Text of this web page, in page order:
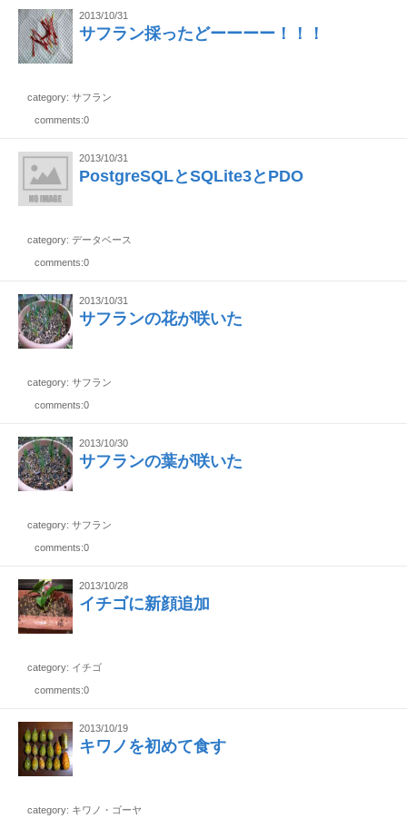
2013/10/31
サフラン採ったどーーーー！！！
category: サフラン
comments:0
2013/10/31
PostgreSQLとSQLite3とPDO
category: データベース
comments:0
2013/10/31
サフランの花が咲いた
category: サフラン
comments:0
2013/10/30
サフランの葉が咲いた
category: サフラン
comments:0
2013/10/28
イチゴに新顔追加
category: イチゴ
comments:0
2013/10/19
キワノを初めて食す
category: キワノ・ゴーヤ